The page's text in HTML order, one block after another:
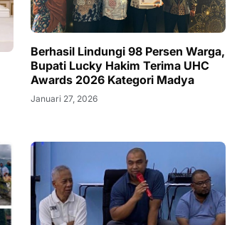
Berhasil Lindungi 98 Persen Warga,
Bupati Lucky Hakim Terima UHC
Awards 2026 Kategori Madya
Januari 27, 2026